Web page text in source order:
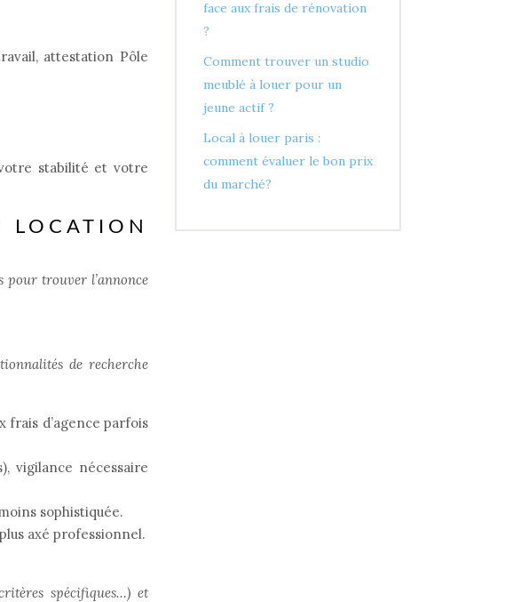
attestation Pôle
stabilité et votre
LOCATION
pour trouver l’annonce
de recherche
frais d’agence parfois
vigilance nécessaire
sophistiquée.
axé professionnel.
spécifiques…) et
face aux frais de rénovation
?
Comment trouver un studio
meublé à louer pour un
jeune actif ?
Local à louer paris :
comment évaluer le bon prix
du marché?